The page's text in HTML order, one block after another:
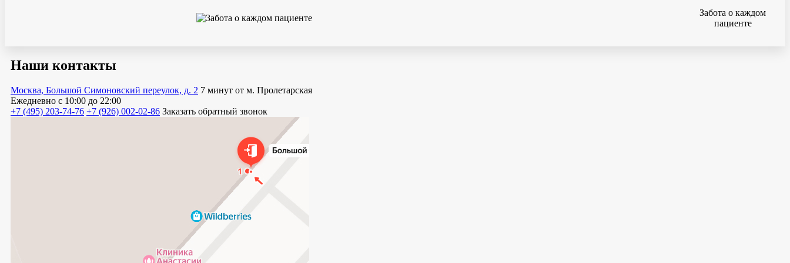
Забота о каждом
пациенте
Наши контакты
Москва, Большой Симоновский переулок, д. 2 7 минут от м. Пролетарская
Ежедневно с 10:00 до 22:00
+7 (495) 203-74-76 +7 (926) 002-02-86 Заказать обратный звонок